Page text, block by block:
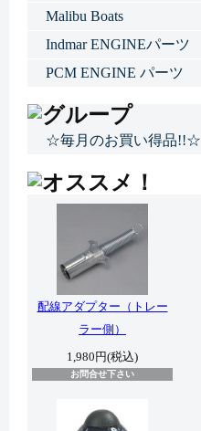
Malibu Boats
Indmar ENGINEパーツ
PCM ENGINE パーツ
☆毎月のお買い得品!!☆
配線アダプター（トレー
ラー側）
1,980円(税込)
お問合せ下さい